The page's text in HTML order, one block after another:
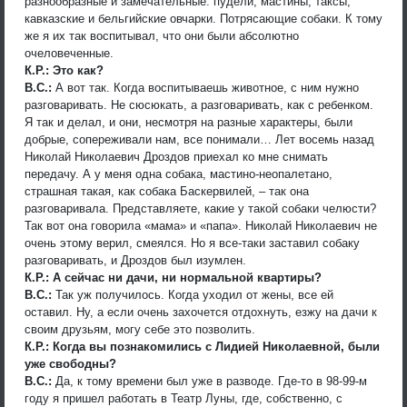
кавказские и бельгийские овчарки. Потрясающие собаки. К тому
же я их так воспитывал, что они были абсолютно
очеловеченные.
К.Р.: Это как?
В.С.: А вот так. Когда воспитываешь животное, с ним нужно
разговаривать. Не сюсюкать, а разговаривать, как с ребенком.
Я так и делал, и они, несмотря на разные характеры, были
добрые, сопереживали нам, все понимали… Лет восемь назад
Николай Николаевич Дроздов приехал ко мне снимать
передачу. А у меня одна собака, мастино-неопалетано,
страшная такая, как собака Баскервилей, – так она
разговаривала. Представляете, какие у такой собаки челюсти?
Так вот она говорила «мама» и «папа». Николай Николаевич не
очень этому верил, смеялся. Но я все-таки заставил собаку
разговаривать, и Дроздов был изумлен.
К.Р.: А сейчас ни дачи, ни нормальной квартиры?
В.С.: Так уж получилось. Когда уходил от жены, все ей
оставил. Ну, а если очень захочется отдохнуть, езжу на дачи к
своим друзьям, могу себе это позволить.
К.Р.: Когда вы познакомились с Лидией Николаевной, были
уже свободны?
В.С.: Да, к тому времени был уже в разводе. Где-то в 98-99-м
году я пришел работать в Театр Луны, где, собственно, с